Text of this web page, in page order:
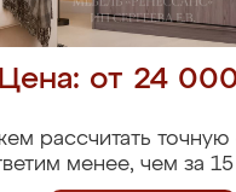
Цена: от 24
рассчитать точную
менее, чем за 15